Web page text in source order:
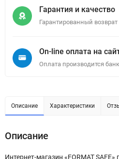
Гарантия и качество
Гарантированный
On-line оплата на
Оплата производится
Описание Характеристики
Описание
Интернет-магазин «FORMAT SAFE»